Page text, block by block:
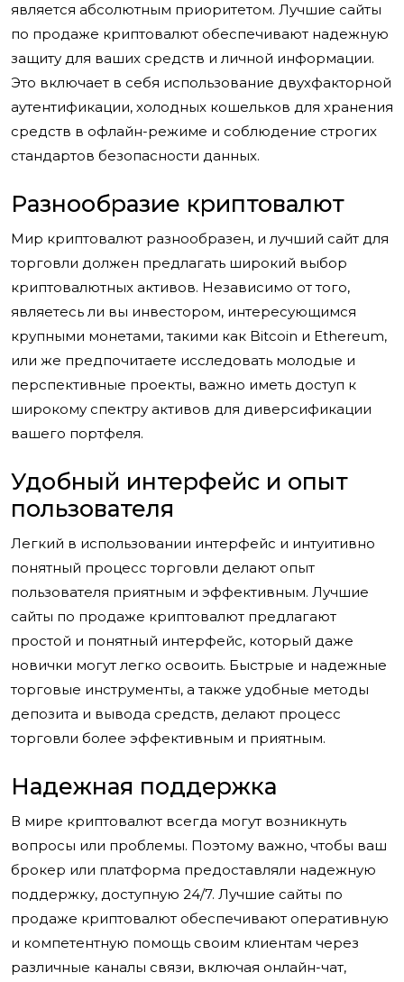
является абсолютным приоритетом. Лучшие сайты
по продаже криптовалют обеспечивают надежную
защиту для ваших средств и личной информации.
Это включает в себя использование двухфакторной
аутентификации, холодных кошельков для хранения
средств в офлайн-режиме и соблюдение строгих
стандартов безопасности данных.
Разнообразие криптовалют
Мир криптовалют разнообразен, и лучший сайт для
торговли должен предлагать широкий выбор
криптовалютных активов. Независимо от того,
являетесь ли вы инвестором, интересующимся
крупными монетами, такими как Bitcoin и Ethereum,
или же предпочитаете исследовать молодые и
перспективные проекты, важно иметь доступ к
широкому спектру активов для диверсификации
вашего портфеля.
Удобный интерфейс и опыт
пользователя
Легкий в использовании интерфейс и интуитивно
понятный процесс торговли делают опыт
пользователя приятным и эффективным. Лучшие
сайты по продаже криптовалют предлагают
простой и понятный интерфейс, который даже
новички могут легко освоить. Быстрые и надежные
торговые инструменты, а также удобные методы
депозита и вывода средств, делают процесс
торговли более эффективным и приятным.
Надежная поддержка
В мире криптовалют всегда могут возникнуть
вопросы или проблемы. Поэтому важно, чтобы ваш
брокер или платформа предоставляли надежную
поддержку, доступную 24/7. Лучшие сайты по
продаже криптовалют обеспечивают оперативную
и компетентную помощь своим клиентам через
различные каналы связи, включая онлайн-чат,